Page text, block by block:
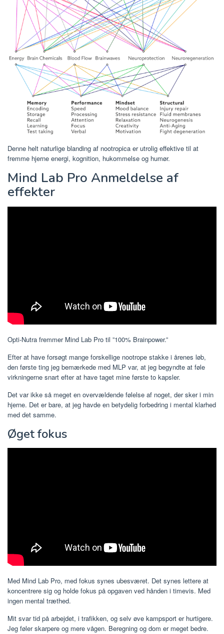
Denne helt naturlige blanding af nootropica er utrolig effektive til at
fremme hjerne energi, kognition, hukommelse og humør.
Mind Lab Pro Anmeldelse af
effekter
Opti-Nutra fremmer Mind Lab Pro til ”100% Brainpower.”
Efter at have forsøgt mange forskellige nootrope stakke i årenes løb,
den første ting jeg bemærkede med MLP var, at jeg begyndte at føle
virkningerne snart efter at have taget mine første to kapsler.
Det var ikke så meget en overvældende følelse af noget, der sker i min
hjerne. Det er bare, at jeg havde en betydelig forbedring i mental klarhed
med det samme.
Øget fokus
Med Mind Lab Pro, med fokus synes ubesværet. Det synes lettere at
koncentrere sig og holde fokus på opgaven ved hånden i timevis. Med
ingen mental træthed.
Mit svar tid på arbejdet, i trafikken, og selv øve kampsport er hurtigere.
Jeg føler skarpere og mere vågen. Beregning og dom er meget bedre.